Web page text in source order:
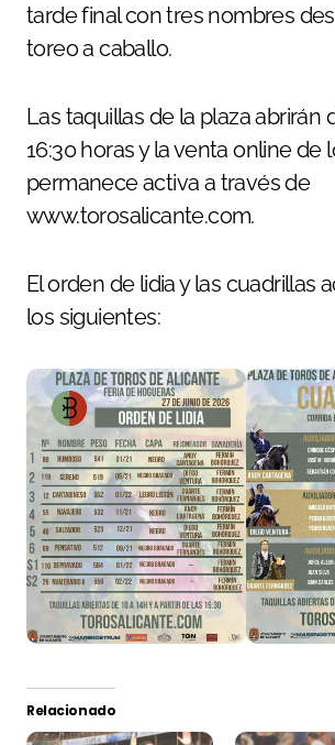
tarde final con tres nombres
toreo a caballo.
Las taquillas de la plaza abrirán
16:30 horas y la venta online de
permanece activa a través de
www.torosalicante.com.
El orden de lidia y las cuadrillas
los siguientes:
Relacionado